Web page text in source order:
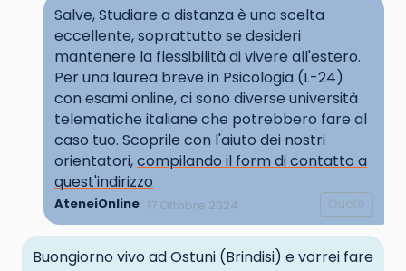
Salve, Studiare a distanza è una scelta
eccellente, soprattutto se desideri
mantenere la flessibilità di vivere all'estero.
Per una laurea breve in Psicologia (L-24)
con esami online, ci sono diverse università
telematiche italiane che potrebbero fare al
caso tuo. Scoprile con l'aiuto dei nostri
orientatori,compilando il form di contatto a
quest'indirizzo
AteneiOnline 17 Ottobre 2024 Quote
Buongiorno vivo ad Ostuni (Brindisi) e vorrei fare